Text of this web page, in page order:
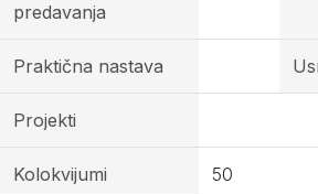
predavanja
Praktična nastava
Projekti
Kolokvijumi 50